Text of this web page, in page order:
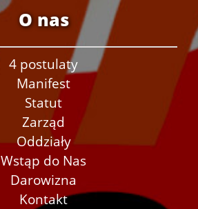
O nas
4 postulaty
Manifest
Statut
Zarząd
Oddziały
Wstąp do Nas
Darowizna
Kontakt